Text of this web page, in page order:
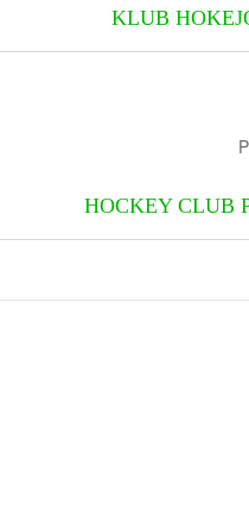
KLUB
HOCKEY CLUB